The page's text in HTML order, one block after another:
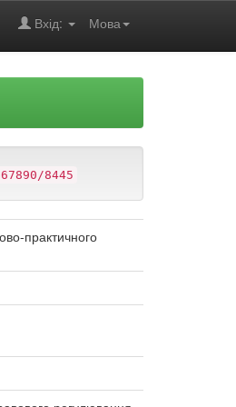
Мова
Вхід:
8445
практичного